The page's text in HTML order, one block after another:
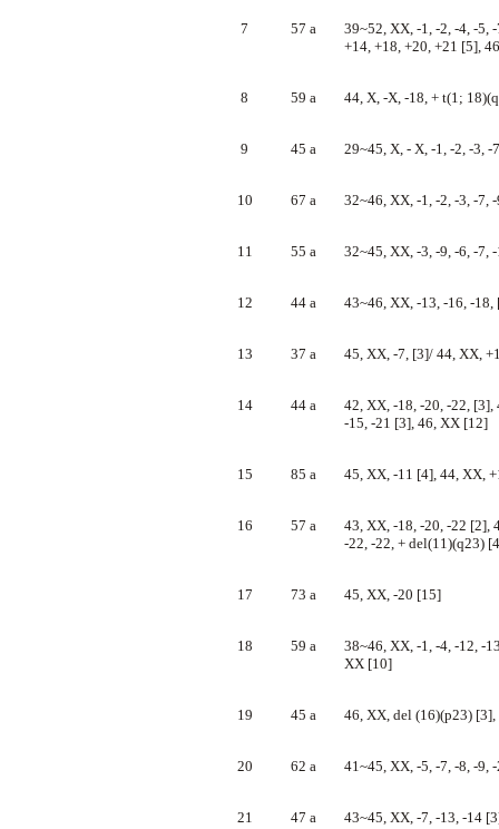
7 57 a
39~52, XX, -1, -2, -4, -5,
+14, +18, +20, +21 [5],
8 59 a 44, X, -X, -18, + t(1;
9 45 a 29~45, X, - X, -1, -2, -3,
10 67 a 32~46, XX, -1, -2, -3, -7,
11 55 a 32~45, XX, -3, -9, -6, -7,
12 44 a 43~46, XX, -13, -16, -
13 37 a 45, XX, -7, [3]/ 44, XX,
14 44 a
42, XX, -18, -20, -22, [3],
-15, -21 [3], 46, XX [12]
15 85 a 45, XX, -11 [4], 44, XX,
16 57 a
43, XX, -18, -20, -22 [2],
-22, -22, + del(11)(q23)
17 73 a 45, XX, -20 [15]
18 59 a
38~46, XX, -1, -4, -12, -
XX [10]
19 45 a 46, XX, del (16)(p23)
20 62 a 41~45, XX, -5, -7, -8, -9,
21 47 a 43~45, XX, -7, -13, -14